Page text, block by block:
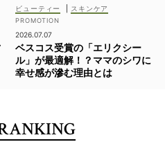
ビューティー スキンケア
2026.07.07
ベスコス受賞の「エリクシー
ル」が最適解！？ママのシワに
幸せ感が滲む理由とは